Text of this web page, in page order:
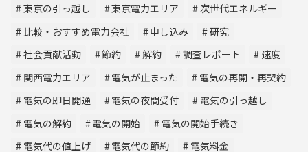
東京の引っ越し
東京電力エリア
次世代エネルギー
比較・おすすめ電力会社
申し込み
研究
社会貢献活動
節約 解約 調査レポート
速度
関西電力エリア
電気が止まった
電気の再開・再契約
電気の即日開通
電気の夜間受付
電気の引っ越し
電気の解約
電気の開始
電気の開始手続き
電気代の値上げ
電気代の節約
電気料金